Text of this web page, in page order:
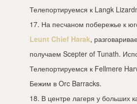
Телепортируемся к Langk
17. На песчаном побережье к
Leunt Chief Harak,
получаем Scepter of Tunath.
Телепортируемся к Fellmere
Бежим в Orc Barracks.
18. В центре лагеря у больших